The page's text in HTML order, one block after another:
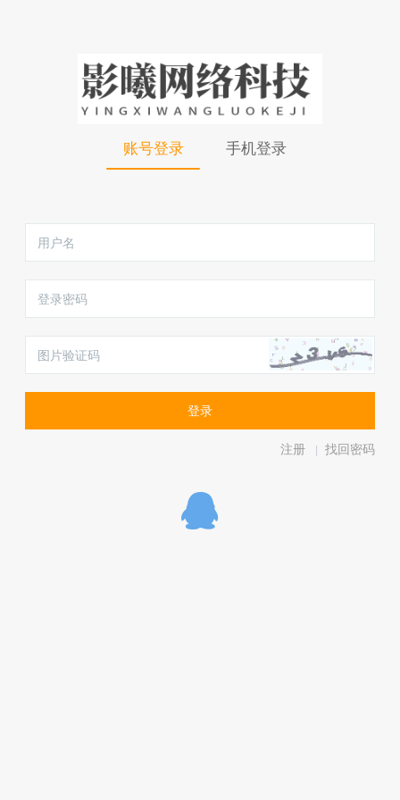
账号登录 手机登录
注册 | 找回密码